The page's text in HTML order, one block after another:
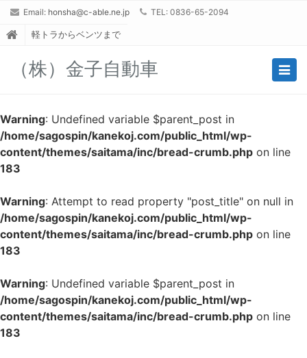
Email: honsha@c-able.ne.jp TEL: 0836-65-2094
軽トラからベンツまで
（株）金子自動車
Warning: Undefined variable $parent_post in
/home/sagospin/kanekoj.com/public_html/wp-
content/themes/saitama/inc/bread-crumb.php on line
183
Warning: Attempt to read property "post_title" on null in
/home/sagospin/kanekoj.com/public_html/wp-
content/themes/saitama/inc/bread-crumb.php on line
183
Warning: Undefined variable $parent_post in
/home/sagospin/kanekoj.com/public_html/wp-
content/themes/saitama/inc/bread-crumb.php on line
183